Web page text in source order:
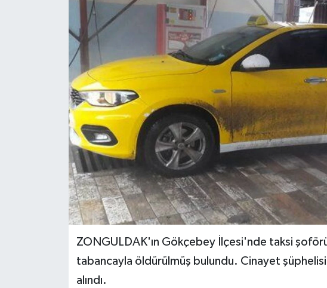
ZONGULDAK'ın Gökçebey İlçesi'nde taksi şoförü
tabancayla öldürülmüş bulundu. Cinayet şüphelisi
alındı.
Sinema
Sivil Toplum